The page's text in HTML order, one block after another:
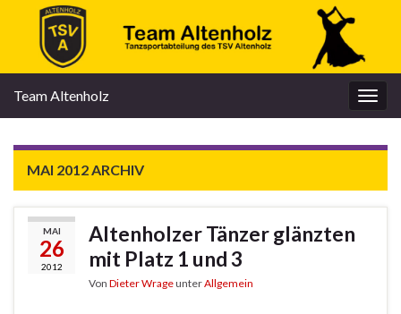
Team Altenholz
MAI 2012ARCHIV
MAI
26
2012
Altenholzer Tänzer glänzten
mit Platz 1 und 3
Von Dieter WrageunterAllgemein